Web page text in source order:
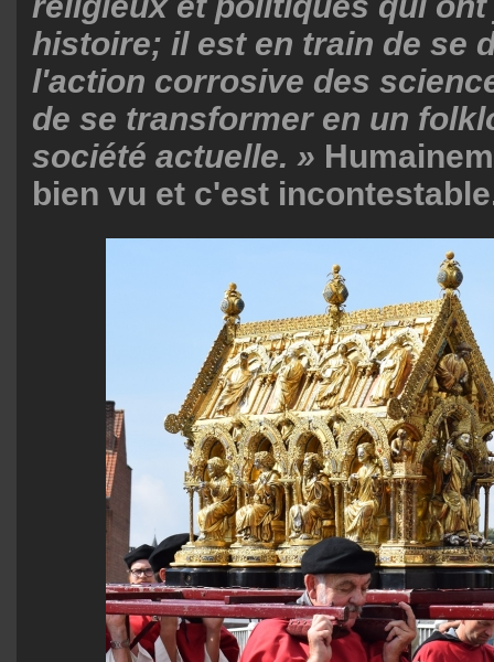
histoire; il est en train de se
l'action corrosive des
de se transformer en un
société actuelle. »
bien vu et c'est